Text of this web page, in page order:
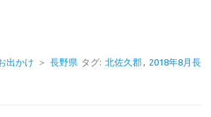
出かけ ＞ 長野県 タグ: 北佐久郡
2018年8月長